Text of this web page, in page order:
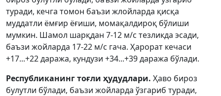
туради, кечга томон баъзи жлойларда қисқа
муддатли ёмғир ёғиши, момақалдироқ бўлиши
мумкин. Шамол шарқдан 7-12 м/с тезликда эсади,
баъзи жойларда 17-22 м/с гача. Ҳарорат кечаси
+17...+22 даража, кундузи +34...+39 даража бўлади.
Республиканинг тоғли ҳудудлари. Ҳаво бироз
булутли бўлади, баъзи жойларда ўзгариб туради,